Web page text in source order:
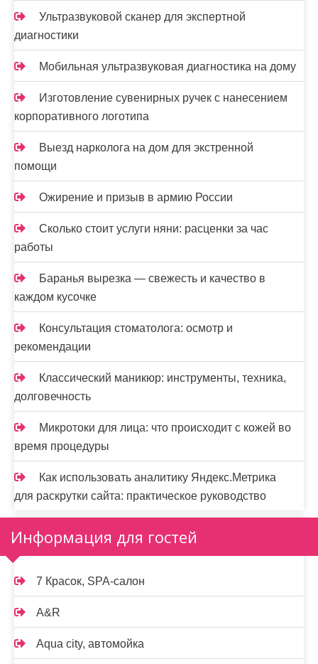
Ультразвуковой сканер для экспертной
диагностики
Мобильная ультразвуковая диагностика на дому
Изготовление сувенирных ручек с нанесением
корпоративного логотипа
Выезд нарколога на дом для экстренной
помощи
Ожирение и призыв в армию России
Сколько стоит услуги няни: расценки за час
работы
Баранья вырезка — свежесть и качество в
каждом кусочке
Консультация стоматолога: осмотр и
рекомендации
Классический маникюр: инструменты, техника,
долговечность
Микротоки для лица: что происходит с кожей во
время процедуры
Как использовать аналитику Яндекс.Метрика
для раскрутки сайта: практическое руководство
Информация для гостей
7 Красок, SPA-салон
A&R
Aqua city, автомойка